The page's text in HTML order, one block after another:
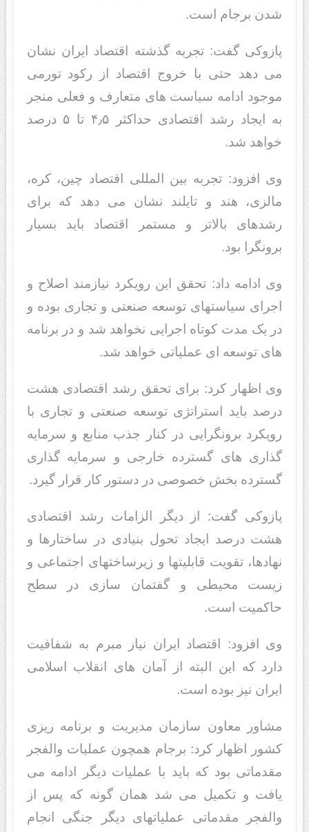
شدن برجام است.
پازوکی گفت: تجربه گذشته اقتصاد ایران نشان
می دهد حتی با خروج اقتصاد از رکود تورمی
موجود ادامه سیاست های متعارف و فعلی منجر
به ایجاد رشد اقتصادی حداکثر ۴٫۵ تا ۵ درصد
خواهد شد.
وی افزود: تجربه بین المللی اقتصاد چین، کره،
مالزی، هند و تایلند نشان می دهد که برای
رشدهای بالاتر و مستمر اقتصاد باید بسیار
برونگرا بود.
وی ادامه داد: تحقق این رویکرد نیازمند اصلاح و
اجرای سیاستهای توسعه صنعتی و تجاری بوده و
در یک مدت کوتاه اجرایی نخواهد شد و در برنامه
های توسعه ای عملیاتی خواهد شد.
وی اظهار کرد: برای تحقق رشد اقتصادی هشت
درصد باید استراتژی توسعه صنعتی و تجاری با
رویکرد برونگرایی در کنار جذب منابع و سرمایه
گذاری های گسترده خارجی و سرمایه گذاری
گسترده بخش خصوصی در دستور کار قرار گیرد.
پازوکی گفت: از دیگر الزامات رشد اقتصادی
هشت درصد ایجاد تحول بنیادی در ساختارها و
نهادها، تقویت قابلیتها و زیرساختهای اجتماعی و
زیست محیطی و گفتمان سازی در سطح
حاکمیت است.
وی افزود: اقتصاد ایران نیاز مبرم به شفافیت
دارد که این البته از آمان های انقلاب اسلامی
ایران نیز بوده است.
مشاور معاون سازمان مدیریت و برنامه ریزی
کشور اظهار کرد: برجام همچون عملیات والفجر
مقدماتی بود که باید با عملیات دیگر ادامه می
یافت و تکمیل می شد همان گونه که پس از
والفجر مقدماتی عملیاتهای دیگر جنگی انجام